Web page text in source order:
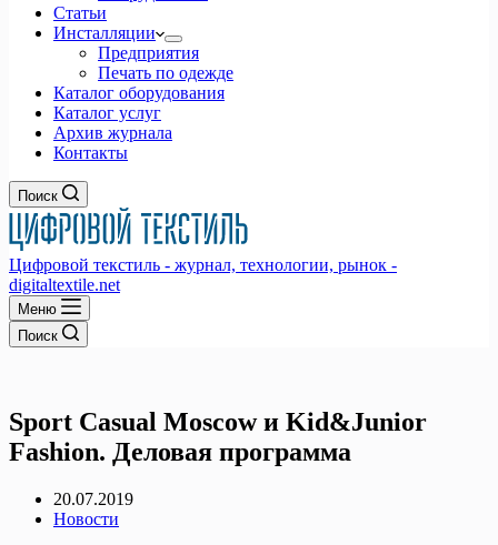
Статьи
Инсталляции
Предприятия
Печать по одежде
Каталог оборудования
Каталог услуг
Архив журнала
Контакты
Поиск
Цифровой текстиль - журнал, технологии, рынок -
digitaltextile.net
Меню
Поиск
Sport Casual Moscow и Kid&Junior
Fashion. Деловая программа
20.07.2019
Новости